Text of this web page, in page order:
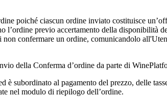
poiché ciascun ordine inviato costituisce
l’ordine previo accertamento della disponibilità
non confermare un ordine, comunicandolo
della Conferma d’ordine da parte di
è subordinato al pagamento del prezzo, delle
nel modulo di riepilogo dell’ordine.